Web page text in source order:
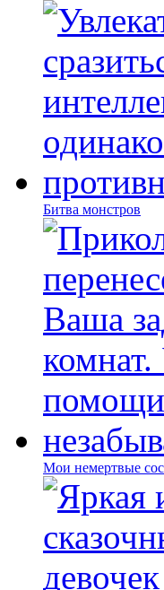
Битва монстров
Мои немертвые